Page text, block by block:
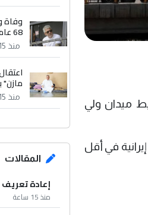
ميدان ولي
وما يفوق 720 منشأة عسكرية إيرانية في أقل
وفاة
68 عاما في الأرجنتين
منذ 15 ساعة
منذ 15 ساعة
المقالات
إعادة تعريف
منذ 15 ساعة